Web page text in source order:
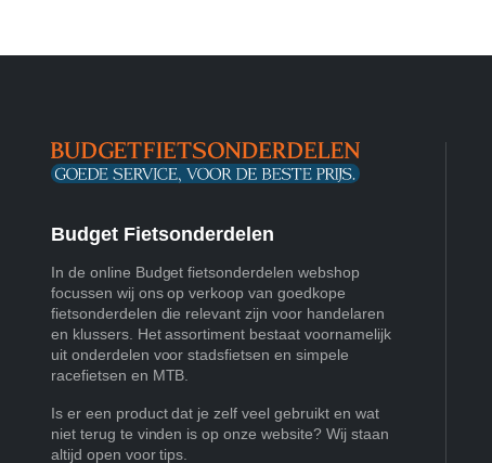
Budget Fietsonderdelen
In de online Budget fietsonderdelen webshop
focussen wij ons op verkoop van goedkope
fietsonderdelen die relevant zijn voor handelaren
en klussers. Het assortiment bestaat voornamelijk
uit onderdelen voor stadsfietsen en simpele
racefietsen en MTB.
Is er een product dat je zelf veel gebruikt en wat
niet terug te vinden is op onze website? Wij staan
altijd open voor tips.